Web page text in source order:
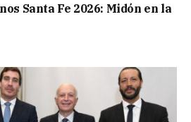
Santa Fe 2026: Midón en la